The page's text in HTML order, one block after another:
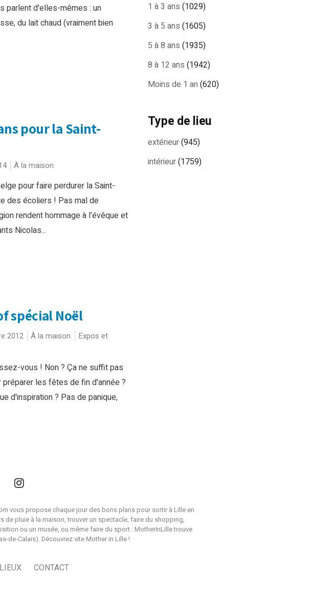
parlent d'elles-mêmes : un
du lait chaud (vraiment bien
pour la Saint-
À la maison
pour faire perdurer la Saint-
des écoliers ! Pas mal de
rendent hommage à l’évêque et
Nicolas...
spécial Noël
2012 À la maison
Expos et
vous ! Non ? Ça ne suffit pas
les fêtes de fin d'année ?
d'inspiration ? Pas de panique,
1 à 3 ans (1029)
3 à 5 ans (1605)
5 à 8 ans (1935)
8 à 12 ans (1942)
Moins de 1 an (620)
Type de lieu
extérieur(945)
intérieur(1759)
vous propose chaque jour des bons plans pour sortir à Lille en
de pluie à la maison, trouver un spectacle, faire du shopping,
ou un musée, ou même faire du sport : MotherInLille trouve
de-Calais). Découvrez vite Mother in Lille !
LIEUX CONTACT